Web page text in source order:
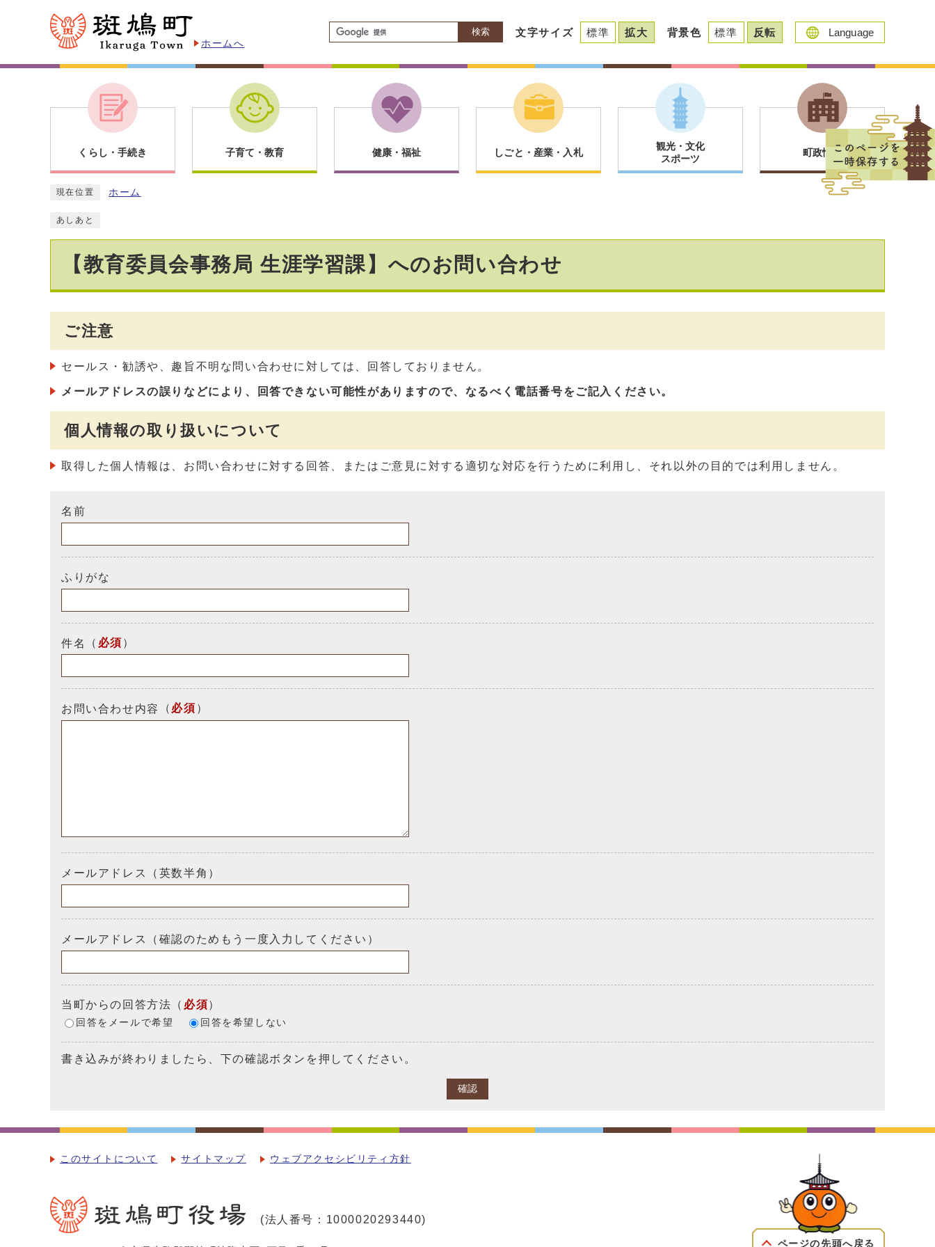
ホームへ
検索 文字サイズ 標準 拡大 背景色 標準 反転 Language
くらし・手続き 子育て・教育 健康・福祉 しごと・産業・入札
観光・文化
スポーツ
町政情報
現在位置 ホーム
あしあと
【教育委員会事務局 生涯学習課】へのお問い合わせ
ご注意
セールス・勧誘や、趣旨不明な問い合わせに対しては、回答しておりません。
メールアドレスの誤りなどにより、回答できない可能性がありますので、なるべく電話番号をご記入ください。
個人情報の取り扱いについて
取得した個人情報は、お問い合わせに対する回答、またはご意見に対する適切な対応を行うために利用し、それ以外の目的では利用しません。
名前
ふりがな
件名 （ 必須 ）
お問い合わせ内容 （ 必須 ）
メールアドレス（英数半角）
メールアドレス（確認のためもう一度入力してください）
当町からの回答方法 （ 必須）
回答をメールで希望 回答を希望しない
書き込みが終わりましたら、下の確認ボタンを押してください。
確認
このサイトについて サイトマップ ウェブアクセシビリティ方針
(法人番号：1000020293440)
ページの先頭へ戻る